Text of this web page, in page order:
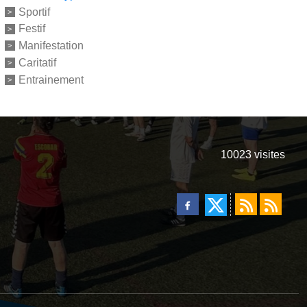
Sportif
Festif
Manifestation
Caritatif
Entrainement
10023 visites